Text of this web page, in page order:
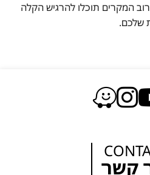
המקרים תוכלו להרגיש הקלה
שלכם.
קשר